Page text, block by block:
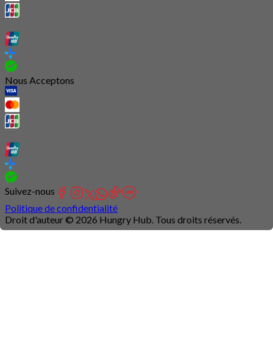
Nous Acceptons
Suivez-nous
Politique de confidentialité
Droit d'auteur © 2026 Hungry Hub. Tous droits réservés.
Connection